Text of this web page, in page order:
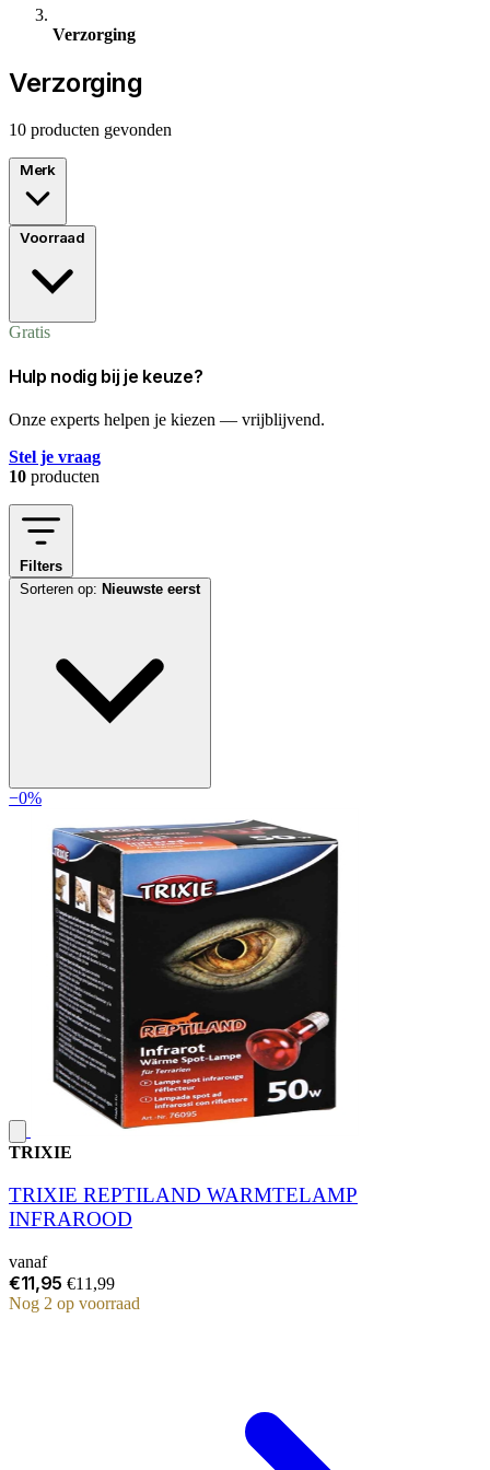
Verzorging
Verzorging
10 producten gevonden
Merk
Voorraad
Gratis
Hulp nodig bij je keuze?
Onze experts helpen je kiezen — vrijblijvend.
Stel je vraag
10 producten
Filters
Sorteren op: Nieuwste eerst
−0%
TRIXIE
TRIXIE REPTILAND WARMTELAMP
INFRAROOD
vanaf
€11,95 €11,99
Nog 2 op voorraad